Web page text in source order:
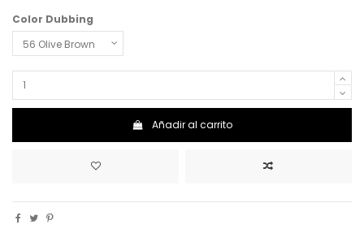
Color Dubbing
Añadir al carrito